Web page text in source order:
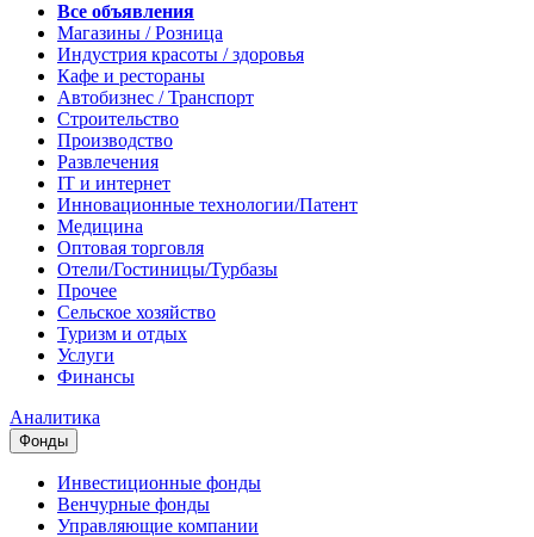
Все объявления
Магазины / Розница
Индустрия красоты / здоровья
Кафе и рестораны
Автобизнес / Транспорт
Строительство
Производство
Развлечения
IT и интернет
Инновационные технологии/Патент
Медицина
Оптовая торговля
Отели/Гостиницы/Турбазы
Прочее
Сельское хозяйство
Туризм и отдых
Услуги
Финансы
Аналитика
Фонды
Инвестиционные фонды
Венчурные фонды
Управляющие компании